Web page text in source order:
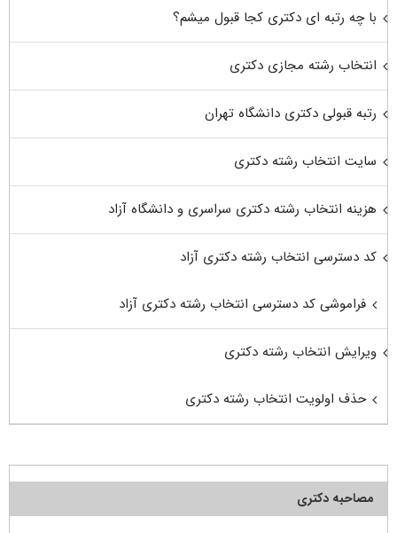
با چه رتبه ای دکتری کجا قبول میشم؟
انتخاب رشته مجازی دکتری
رتبه قبولی دکتری دانشگاه تهران
سایت انتخاب رشته دکتری
هزینه انتخاب رشته دکتری سراسری و دانشگاه آزاد
کد دسترسی انتخاب رشته دکتری آزاد
فراموشی کد دسترسی انتخاب رشته دکتری آزاد
ویرایش انتخاب رشته دکتری
حذف اولویت انتخاب رشته دکتری
مصاحبه دکتری